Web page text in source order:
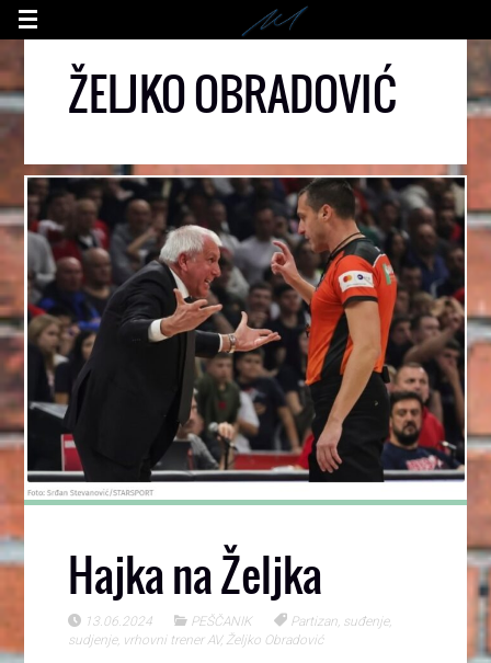
ŽELJKO OBRADOVIĆ
Hajka na Željka
13.06.2024 PEŠČANIK Partizan suđenje,
sudjenje, vrhovni trener AV, Željko Obradović